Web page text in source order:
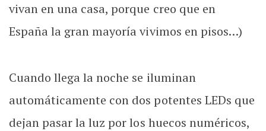
vivan en una casa, porque creo que en
España la gran mayoría vivimos en pisos…)
Cuando llega la noche se iluminan
automáticamente con dos potentes LEDs que
dejan pasar la luz por los huecos numéricos,